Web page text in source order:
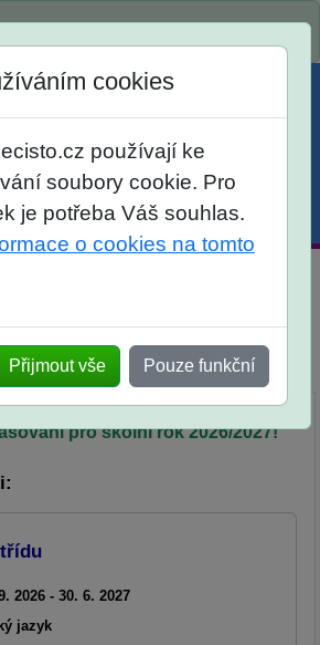
Účet Košík
Síň slávy
cookies
používají ke
soubory cookie. Pro
je potřeba Váš souhlas.
o cookies na tomto
Přijmout vše Pouze funkční
pro školní rok 2026/2027!
2026 - 30. 6. 2027
jazyk